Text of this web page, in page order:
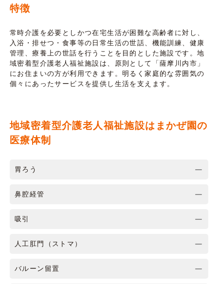
特徴
常時介護を必要としかつ在宅生活が困難な高齢者に対し、
入浴・排せつ・食事等の日常生活の世話、機能訓練、健康
管理、療養上の世話を行うことを目的とした施設です。地
域密着型介護老人福祉施設は、原則として「薩摩川内市」
にお住まいの方が利用できます。明るく家庭的な雰囲気の
個々にあったサービスを提供し生活を支えます。
地域密着型介護老人福祉施設はまかぜ園の
医療体制
胃ろう
鼻腔経管
吸引
人工肛門（ストマ）
バルーン留置